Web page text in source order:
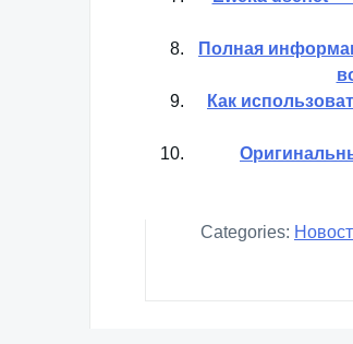
Все о
Eweka usenet
Полная